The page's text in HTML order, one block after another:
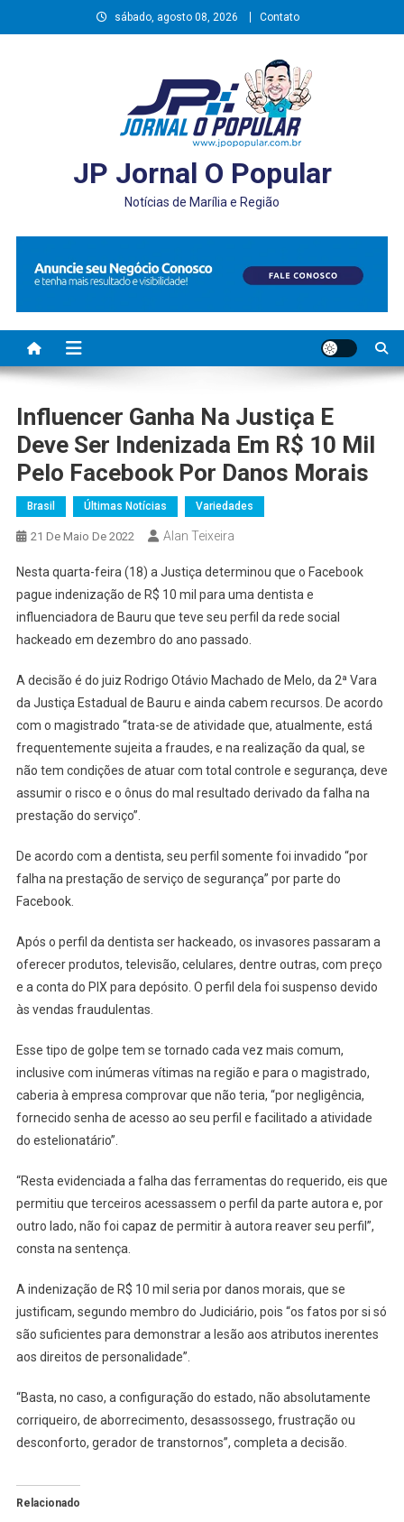
to
sábado, agosto 08, 2026 Contato
JP Jornal O Popular
Notícias de Marília e Região
Influencer Ganha Na Justiça E
Deve Ser Indenizada Em R$ 10 Mil
Pelo Facebook Por Danos Morais
Brasil Últimas Notícias Variedades
21 De Maio De 2022 Alan Teixeira
Nesta quarta-feira (18) a Justiça determinou que o Facebook
pague indenização de R$ 10 mil para uma dentista e
influenciadora de Bauru que teve seu perfil da rede social
hackeado em dezembro do ano passado.
A decisão é do juiz Rodrigo Otávio Machado de Melo, da 2ª Vara
da Justiça Estadual de Bauru e ainda cabem recursos. De acordo
com o magistrado “trata-se de atividade que, atualmente, está
frequentemente sujeita a fraudes, e na realização da qual, se
não tem condições de atuar com total controle e segurança, deve
assumir o risco e o ônus do mal resultado derivado da falha na
prestação do serviço”.
De acordo com a dentista, seu perfil somente foi invadido “por
falha na prestação de serviço de segurança” por parte do
Facebook.
Após o perfil da dentista ser hackeado, os invasores passaram a
oferecer produtos, televisão, celulares, dentre outras, com preço
e a conta do PIX para depósito. O perfil dela foi suspenso devido
às vendas fraudulentas.
Esse tipo de golpe tem se tornado cada vez mais comum,
inclusive com inúmeras vítimas na região e para o magistrado,
caberia à empresa comprovar que não teria, “por negligência,
fornecido senha de acesso ao seu perfil e facilitado a atividade
do estelionatário”.
“Resta evidenciada a falha das ferramentas do requerido, eis que
permitiu que terceiros acessassem o perfil da parte autora e, por
outro lado, não foi capaz de permitir à autora reaver seu perfil”,
consta na sentença.
A indenização de R$ 10 mil seria por danos morais, que se
justificam, segundo membro do Judiciário, pois “os fatos por si só
são suficientes para demonstrar a lesão aos atributos inerentes
aos direitos de personalidade”.
“Basta, no caso, a configuração do estado, não absolutamente
corriqueiro, de aborrecimento, desassossego, frustração ou
desconforto, gerador de transtornos”, completa a decisão.
Relacionado